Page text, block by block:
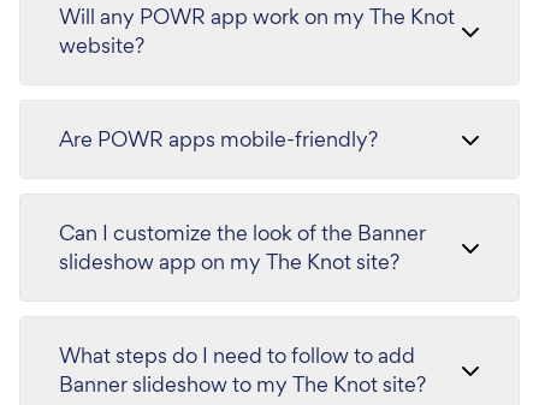
Will any POWR app work on my The Knot
website?
Are POWR apps mobile-friendly?
Can I customize the look of the Banner
slideshow app on my The Knot site?
What steps do I need to follow to add
Banner slideshow to my The Knot site?